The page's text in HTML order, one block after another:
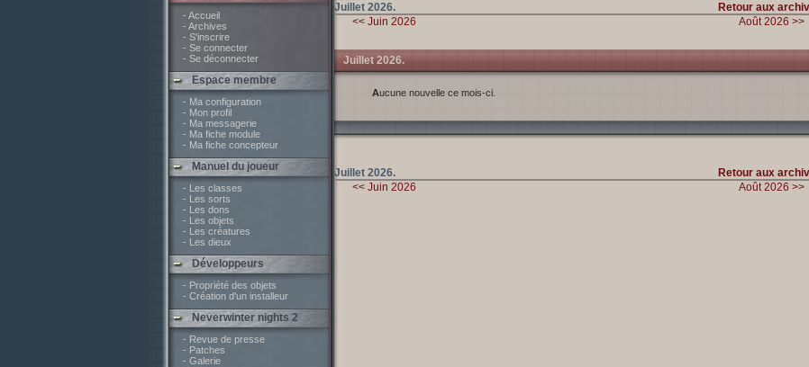
- Accueil
- Archives
- S'inscrire
- Se connecter
- Se déconnecter
Espace membre
- Ma configuration
- Mon profil
- Ma messagerie
- Ma fiche module
- Ma fiche concepteur
Manuel du joueur
- Les classes
- Les sorts
- Les dons
- Les objets
- Les créatures
- Les dieux
Développeurs
- Propriété des objets
- Création d'un installeur
Neverwinter nights 2
- Revue de presse
- Patches
- Galerie
Juillet 2026.
Retour aux
<< Juin 2026
Août 2026 >>
Juillet 2026.
Aucune nouvelle ce mois-ci.
Juillet 2026.
Retour aux
<< Juin 2026
Août 2026 >>